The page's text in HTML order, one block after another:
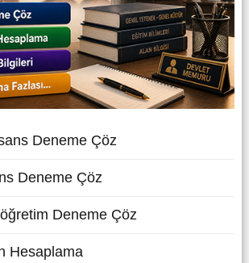
Deneme Çöz
Deneme Çöz
Deneme Çöz
Hesaplama